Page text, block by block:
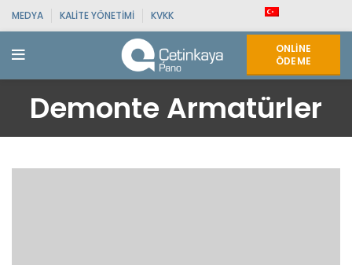
MEDYA KALITE YÖNETIMI KVKK
ONLINE
ÖDEME
Demonte Armatürler